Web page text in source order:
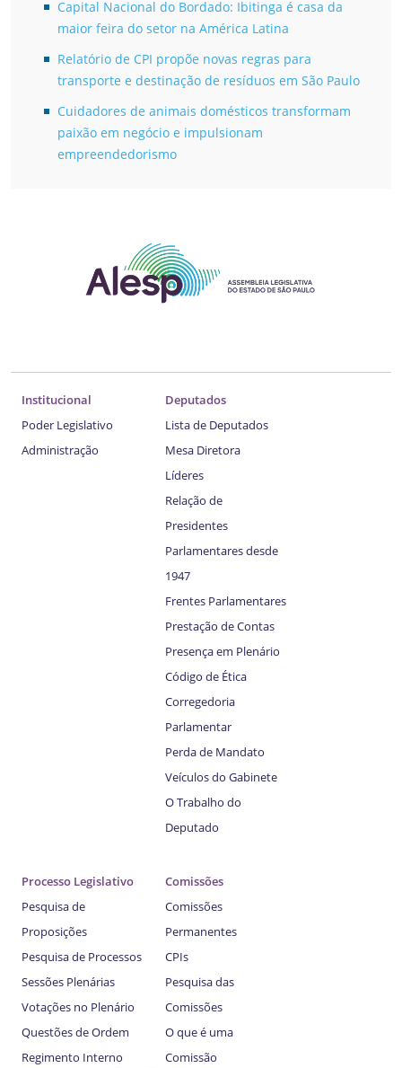
Capital Nacional do Bordado: Ibitinga é casa da
maior feira do setor na América Latina
Relatório de CPI propõe novas regras para
transporte e destinação de resíduos em São Paulo
Cuidadores de animais domésticos transformam
paixão em negócio e impulsionam
empreendedorismo
Institucional
Poder Legislativo
Administração
Deputados
Lista de Deputados
Mesa Diretora
Líderes
Relação de
Presidentes
Parlamentares desde
1947
Frentes Parlamentares
Prestação de Contas
Presença em Plenário
Código de Ética
Corregedoria
Parlamentar
Perda de Mandato
Veículos do Gabinete
O Trabalho do
Deputado
Processo Legislativo
Pesquisa de
Proposições
Pesquisa de Processos
Sessões Plenárias
Votações no Plenário
Questões de Ordem
Regimento Interno
Comissões
Comissões
Permanentes
CPIs
Pesquisa das
Comissões
O que é uma
Comissão